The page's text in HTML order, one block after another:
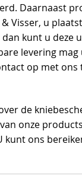
Daarnaast
Visser, u
dan kunt u deze
levering
op met ons
de
onze
kunt ons